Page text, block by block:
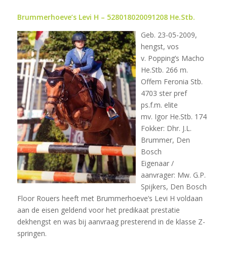
Brummerhoeve’s Levi H – 528018020091208 He.Stb.
Geb. 23-05-2009,
hengst, vos
v. Popping’s Macho
He.Stb. 266 m.
Offem Feronia Stb.
4703 ster pref
ps.f.m. elite
mv. Igor He.Stb. 174
Fokker: Dhr. J.L.
Brummer, Den
Bosch
Eigenaar /
aanvrager: Mw. G.P.
Spijkers, Den Bosch
Floor Rouers heeft met Brummerhoeve’s Levi H voldaan
aan de eisen geldend voor het predikaat prestatie
dekhengst en was bij aanvraag presterend in de klasse Z-
springen.